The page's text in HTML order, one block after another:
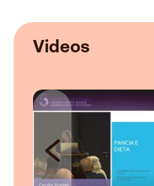
Videos